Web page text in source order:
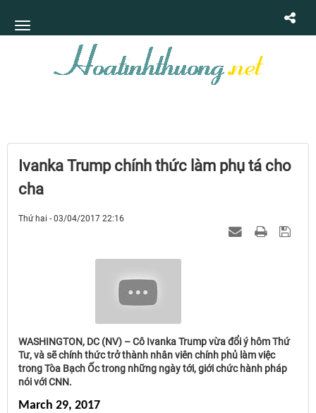
Ivanka Trump chính thức làm phụ tá cho
cha
Thứ hai - 03/04/2017 22:16
WASHINGTON, DC (NV) – Cô Ivanka Trump vừa đổi ý hôm Thứ
Tư, và sẽ chính thức trở thành nhân viên chính phủ làm việc
trong Tòa Bạch Ốc trong những ngày tới, giới chức hành pháp
nói với CNN.
March 29, 2017